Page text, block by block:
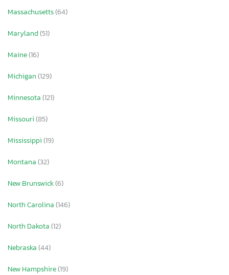
Massachusetts(64)
Maryland(51)
Maine(16)
Michigan(129)
Minnesota(121)
Missouri(85)
Mississippi(19)
Montana(32)
New Brunswick(6)
North Carolina(146)
North Dakota(12)
Nebraska(44)
New Hampshire(19)